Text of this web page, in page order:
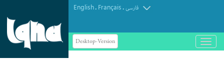
English. Français.فارسی
Desktop-Version
باز
و